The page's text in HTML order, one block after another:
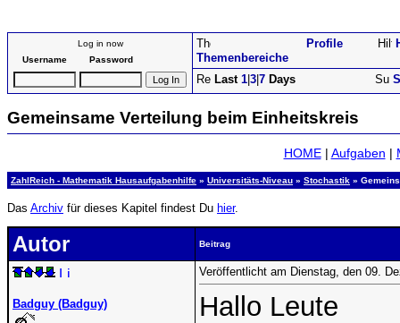
Log in now
Username
Password Themenbereiche
Profile
Last 1 3 7 Days
Gemeinsame Verteilung beim Einheitskreis
HOME| Aufgaben |
ZahlReich - Mathematik Hausaufgabenhilfe » Universitäts-Niveau » Stochastik »
Das Archiv für dieses Kapitel findest Du hier.
Autor Beitrag
Badguy (Badguy)
Veröffentlicht am Dienstag, den 09.
Hallo Leute